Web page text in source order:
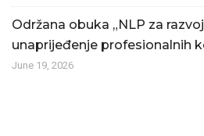
Održana obuka „NLP za
unaprijeđenje profesionalnih
June 19, 2026